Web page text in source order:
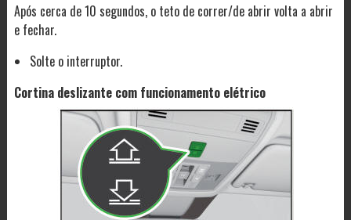
Após cerca de 10 segundos, o teto de correr/de abrir volta a abrir
e fechar.
Solte o interruptor.
Cortina deslizante com funcionamento elétrico